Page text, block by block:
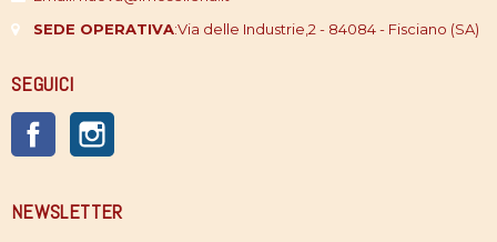
SEDE OPERATIVA:Via delle Industrie,2 - 84084 - Fisciano (SA)
SEGUICI
Facebook
NEWSLETTER